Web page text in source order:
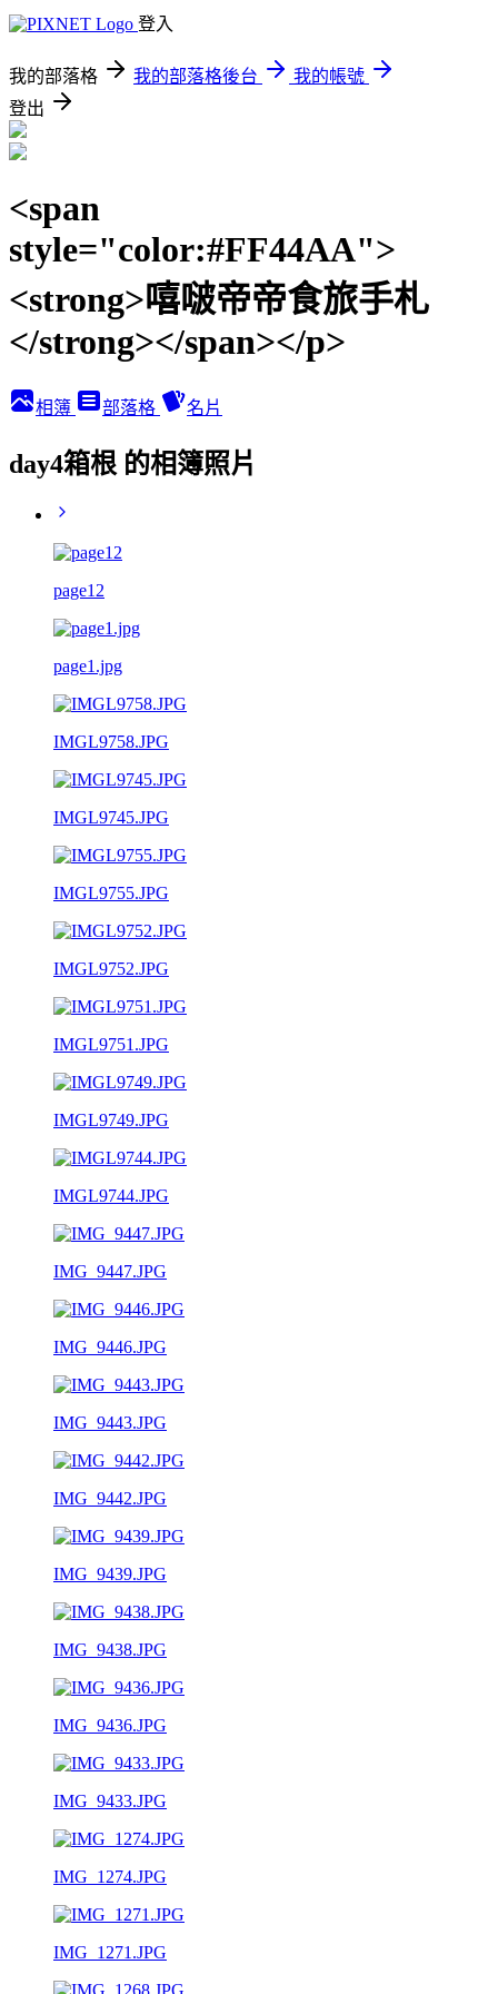
登入
我的部落格 我的部落格後台
我的帳號
登出
<span
style="color:#FF44AA">
<strong>嘻啵帝帝食旅手札
</strong></span></p>
相簿 部落格 名片
day4箱根 的相簿照片
page12
page1.jpg
IMGL9758.JPG
IMGL9745.JPG
IMGL9755.JPG
IMGL9752.JPG
IMGL9751.JPG
IMGL9749.JPG
IMGL9744.JPG
IMG_9447.JPG
IMG_9446.JPG
IMG_9443.JPG
IMG_9442.JPG
IMG_9439.JPG
IMG_9438.JPG
IMG_9436.JPG
IMG_9433.JPG
IMG_1274.JPG
IMG_1271.JPG